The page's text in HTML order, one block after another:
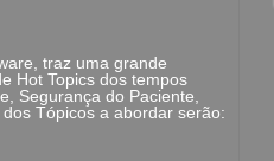
traz uma grande
Hot Topics dos tempos
Segurança do Paciente,
Tópicos a abordar serão: